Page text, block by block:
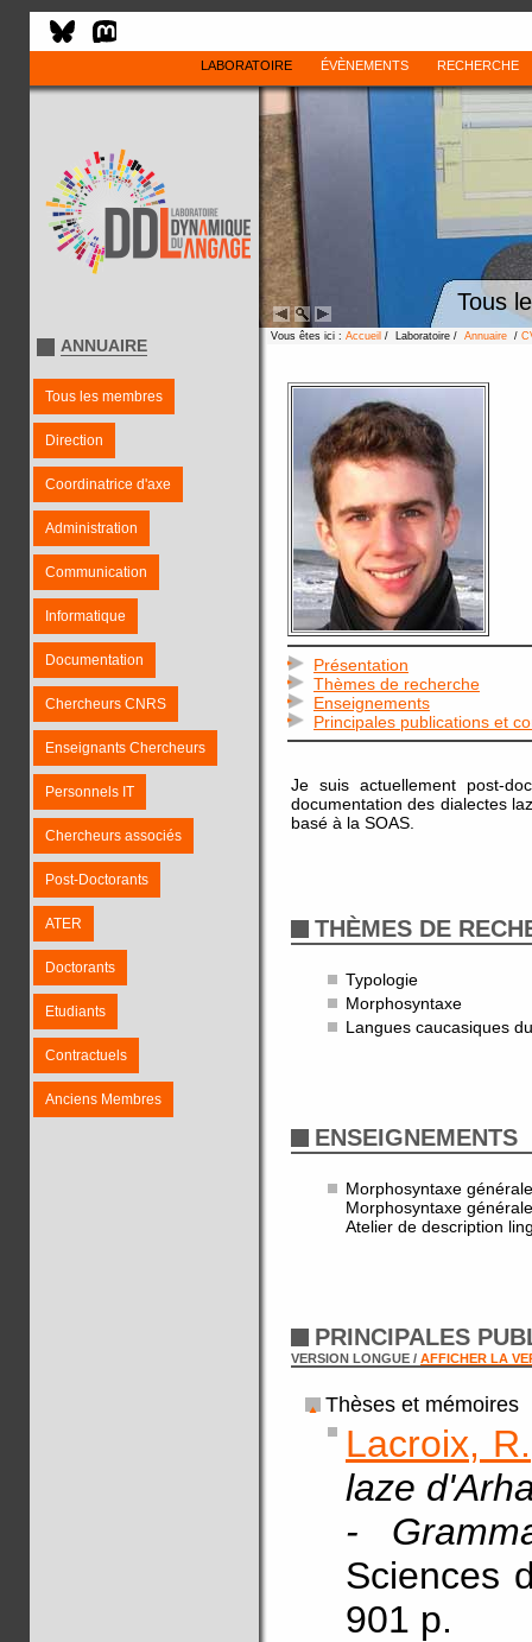
LABORATOIRE ÉVÈNEMENTS RECHERCHE
Tous
ANNUAIRE
Tous les membres
Direction
Coordinatrice d'axe
Administration
Communication
Informatique
Documentation
Chercheurs CNRS
Enseignants Chercheurs
Personnels IT
Chercheurs associés
Post-Doctorants
ATER
Doctorants
Etudiants
Contractuels
Anciens Membres
Vous êtes ici : Accueil / Laboratoire / Annuaire /
Présentation
Thèmes de recherche
Enseignements
Principales publications et
Je suis actuellement post-
documentation des dialectes
basé à la SOAS.
THÈMES DE
Typologie
Morphosyntaxe
Langues caucasiques
ENSEIGNEMENTS
Morphosyntaxe
Morphosyntaxe
Atelier de description
PRINCIPALES
VERSION LONGUE / AFFICHER LA
Thèses et mémoires
Lacroix, R.
laze
-
Sciences
901 p.